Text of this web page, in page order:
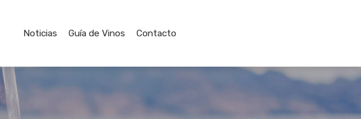
Noticias Guía de Vinos Contacto